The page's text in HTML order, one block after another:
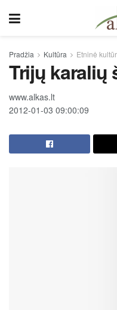
Pradžia Kultūra Etninė
Trijų karalių
www.alkas.lt
2012-01-03 09:00:09